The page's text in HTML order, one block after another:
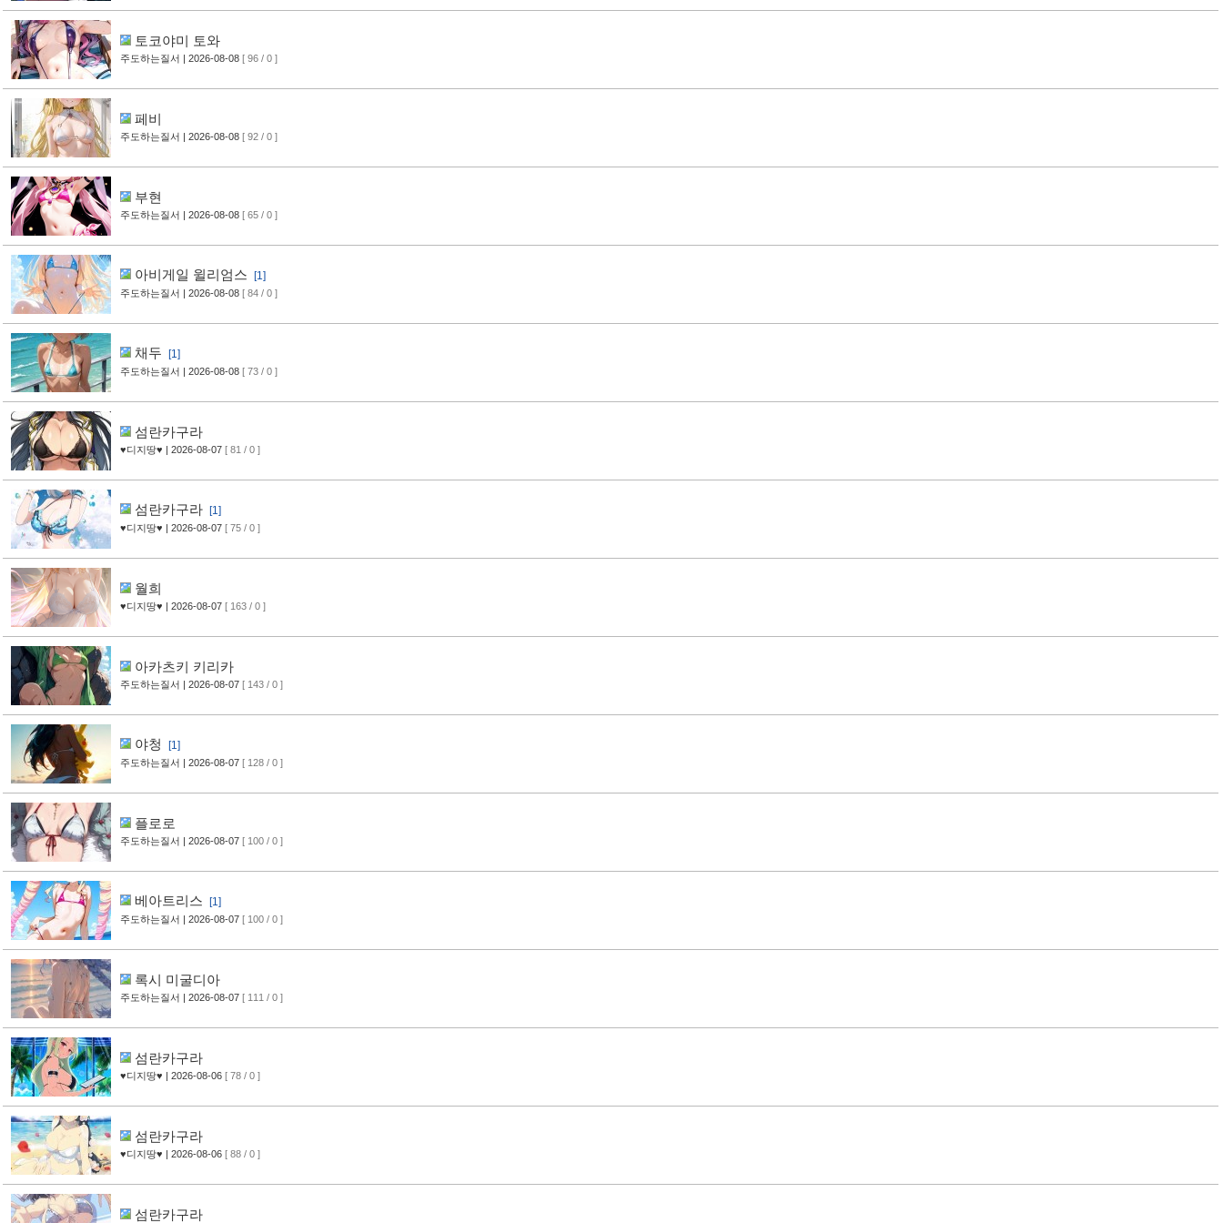
토코야미 토와
주도하는질서 | 2026-08-08 [ 96 / 0 ]
페비
주도하는질서 | 2026-08-08 [ 92 / 0 ]
부현
주도하는질서 | 2026-08-08 [ 65 / 0 ]
아비게일 윌리엄스 [1]
주도하는질서 | 2026-08-08 [ 84 / 0 ]
채두 [1]
주도하는질서 | 2026-08-08 [ 73 / 0 ]
섬란카구라
♥디지땅♥ | 2026-08-07 [ 81 / 0 ]
섬란카구라 [1]
♥디지땅♥ | 2026-08-07 [ 75 / 0 ]
월희
♥디지땅♥ | 2026-08-07 [ 163 / 0 ]
아카츠키 키리카
주도하는질서 | 2026-08-07 [ 143 / 0 ]
야청 [1]
주도하는질서 | 2026-08-07 [ 128 / 0 ]
플로로
주도하는질서 | 2026-08-07 [ 100 / 0 ]
베아트리스 [1]
주도하는질서 | 2026-08-07 [ 100 / 0 ]
록시 미굴디아
주도하는질서 | 2026-08-07 [ 111 / 0 ]
섬란카구라
♥디지땅♥ | 2026-08-06 [ 78 / 0 ]
섬란카구라
♥디지땅♥ | 2026-08-06 [ 88 / 0 ]
섬란카구라